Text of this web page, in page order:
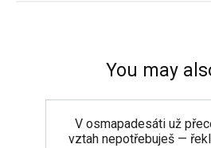
You may
V osmapadesáti už
vztah nepotřebuješ —